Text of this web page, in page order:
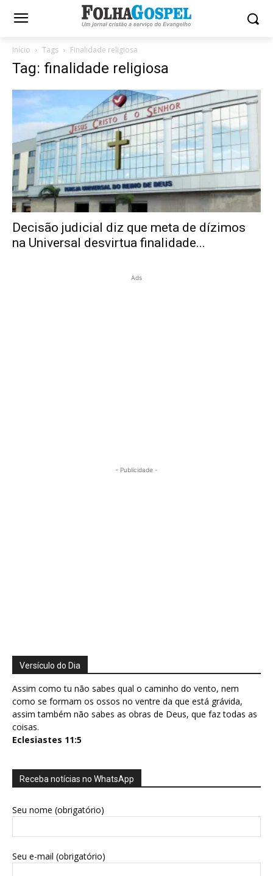
Início Tags Finalidade religiosa
Tag: finalidade religiosa
Decisão judicial diz que meta de dízimos
na Universal desvirtua finalidade...
Ads
- Publicidade -
Versículo do Dia
Assim como tu não sabes qual o caminho do vento, nem
como se formam os ossos no ventre da que está grávida,
assim também não sabes as obras de Deus, que faz todas as
coisas.
Eclesiastes 11:5
Receba notícias no WhatsApp
Seu nome (obrigatório)
Seu e-mail (obrigatório)